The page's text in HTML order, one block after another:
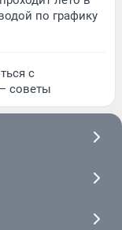
по графику
с
советы